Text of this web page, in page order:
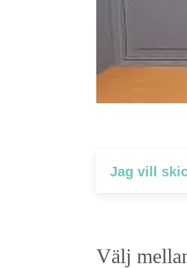
Jag vill
Välj